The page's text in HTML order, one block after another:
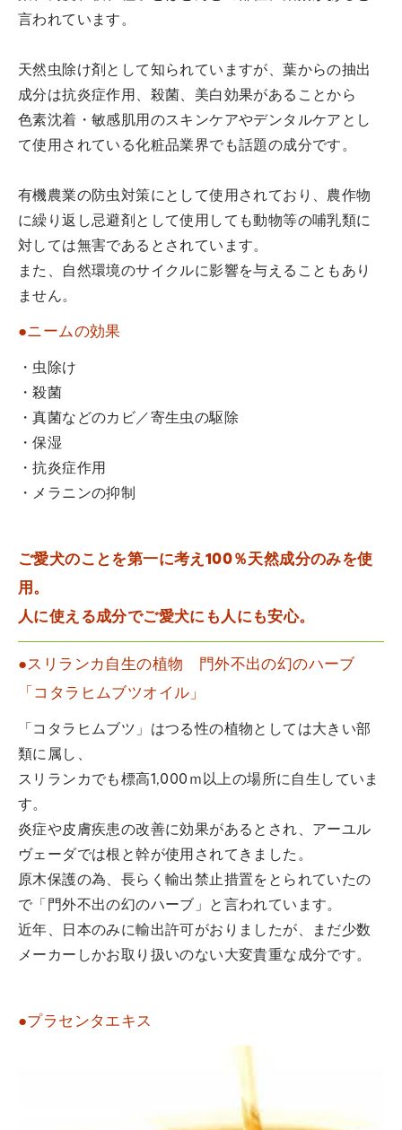
言われています。
天然虫除け剤として知られていますが、葉からの抽出
成分は抗炎症作用、殺菌、美白効果があることから
色素沈着・敏感肌用のスキンケアやデンタルケアとし
て使用されている化粧品業界でも話題の成分です。
有機農業の防虫対策にとして使用されており、農作物
に繰り返し忌避剤として使用しても動物等の哺乳類に
対しては無害であるとされています。
また、自然環境のサイクルに影響を与えることもあり
ません。
●ニームの効果
・虫除け
・殺菌
・真菌などのカビ／寄生虫の駆除
・保湿
・抗炎症作用
・メラニンの抑制
ご愛犬のことを第一に考え100％天然成分のみを使
用。
人に使える成分でご愛犬にも人にも安心。
●スリランカ自生の植物 門外不出の幻のハーブ
「コタラヒムブツオイル」
「コタラヒムブツ」はつる性の植物としては大きい部
類に属し、
スリランカでも標高1,000ｍ以上の場所に自生していま
す。
炎症や皮膚疾患の改善に効果があるとされ、アーユル
ヴェーダでは根と幹が使用されてきました。
原木保護の為、長らく輸出禁止措置をとられていたの
で「門外不出の幻のハーブ」と言われています。
近年、日本のみに輸出許可がおりましたが、まだ少数
メーカーしかお取り扱いのない大変貴重な成分です。
●プラセンタエキス